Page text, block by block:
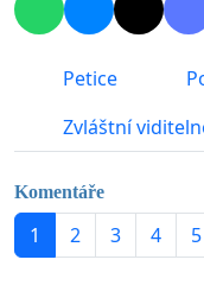
Petice
Zvláštní
Komentáře
1 2 3 4 5